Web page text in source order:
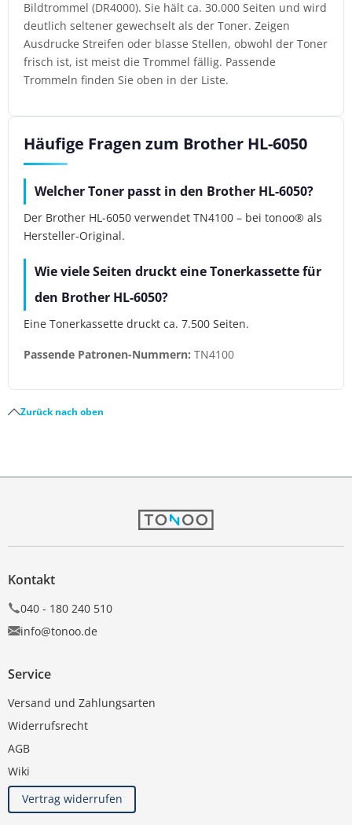
Bildtrommel (DR4000). Sie hält ca. 30.000 Seiten und wird
deutlich seltener gewechselt als der Toner. Zeigen
Ausdrucke Streifen oder blasse Stellen, obwohl der Toner
frisch ist, ist meist die Trommel fällig. Passende
Trommeln finden Sie oben in der Liste.
Häufige Fragen zum Brother HL-6050
Welcher Toner passt in den Brother HL-6050?
Der Brother HL-6050 verwendet TN4100 – bei tonoo® als
Hersteller-Original.
Wie viele Seiten druckt eine Tonerkassette für
den Brother HL-6050?
Eine Tonerkassette druckt ca. 7.500 Seiten.
Passende Patronen-Nummern: TN4100
Zurück nach oben
Kontakt
040 - 180 240 510
info@tonoo.de
Service
Versand und Zahlungsarten
Widerrufsrecht
AGB
Wiki
Vertrag widerrufen